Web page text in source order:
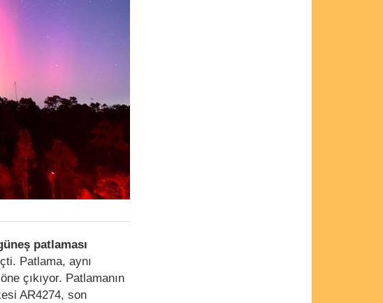
patlaması
Patlama, aynı
çıkıyor. Patlamanın
AR4274, son